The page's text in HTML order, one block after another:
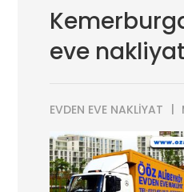
eve nakliyat
EVDEN EVE NAKLIYAT